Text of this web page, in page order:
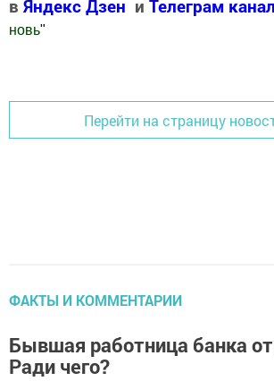
в Яндекс Дзен и Телеграм
новь"
Перейти на страницу
ФАКТЫ И КОММЕНТАРИИ
Бывшая работница банка
Ради чего?